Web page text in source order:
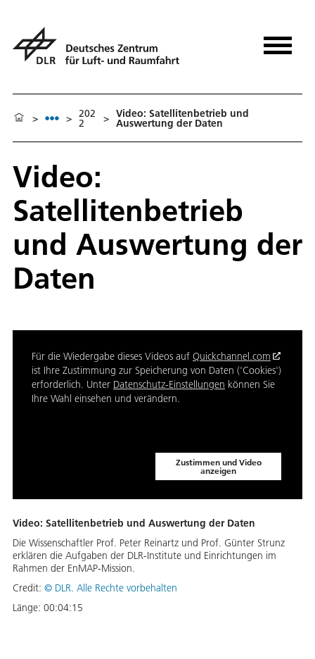
> > 202
2 > Video: Satellitenbetrieb und
Auswertung der Daten
Video:
Satellitenbetrieb
und Auswertung der
Daten
Für die Wiedergabe dieses Videos auf Quickchannel.com
ist Ihre Zustimmung zur Speicherung von Daten ('Cookies')
erforderlich. Unter Datenschutz-Einstellungen können Sie
Ihre Wahl einsehen und verändern.
Zustimmen und Video
anzeigen
Video: Satellitenbetrieb und Auswertung der Daten
Die Wissenschaftler Prof. Peter Reinartz und Prof. Günter Strunz
erklären die Aufgaben der DLR-Institute und Einrichtungen im
Rahmen der EnMAP-Mission.
Credit: © DLR. Alle Rechte vorbehalten
Länge: 00:04:15